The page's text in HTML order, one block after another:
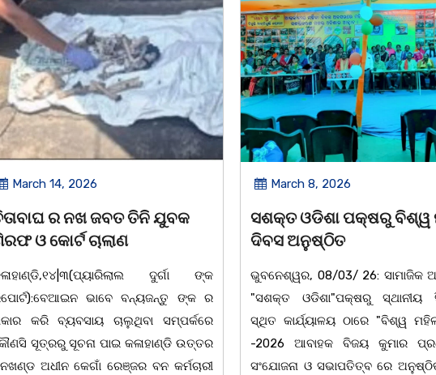
March 8, 2026
ଓଡିଶା ପକ୍ଷରୁ ବିଶ୍ୱ ମହିଳା
ଅନୁଷ୍ଠିତ
08/03/ 26: ସାମାଜିକ ଅନୁଷ୍ଠାନ
ଓଡିଶା"ପକ୍ଷରୁ ସ୍ଥାନୀୟ ସିଆରପି
କାର୍ଯ୍ୟାଳୟ ଠାରେ "ବିଶ୍ୱ ମହିଳା ଦିବସ
ଆବାହକ ବିଜୟ କୁମାର ପ୍ରଧାନଙ୍କ
ଓ ସଭାପତିତ୍ବ ରେ ଅନୁଷ୍ଠିତ ହୋଇ
March 8, 2026
ଆନ୍ତର୍ଜାତୀୟ ମହିଳା ଦିବସ
ଉପଲକ୍ଷେ ନାଟକ ‘ଖାଣ୍ଟି ସୁନା’
ଚିଲିକା: ଆନ୍ତର୍ଜାତୀୟ ମହିଳା
ଅବସରରେ ବାଲୁଗାଁସ୍ଥିତ ମା'
ନିକେତନ ର ଓଡ଼ିଆ ଅସ୍ମିତା ଉପରେ
ନାଟକ "ଖାଣ୍ଟି ସୁନା" ଗୈ।ରୀ
ପ୍ରତିଷ୍ଠାନ, ଖୋର୍ଦ୍ଧା ଆନୁକୁଲ୍ୟରେ